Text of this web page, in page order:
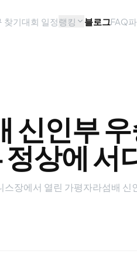
찾기대회 일정랭킹 블로그FAQ
신인부
상에 서
장에서 열린 가평자라섬배 신